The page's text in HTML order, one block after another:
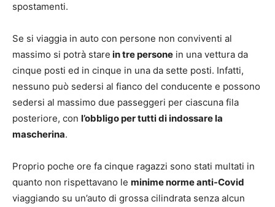
spostamenti.
Se si viaggia in auto con persone non conviventi al
massimo si potrà stare in tre persone in una vettura da
cinque posti ed in cinque in una da sette posti. Infatti,
nessuno può sedersi al fianco del conducente e possono
sedersi al massimo due passeggeri per ciascuna fila
posteriore, con l’obbligo per tutti di indossare la
mascherina.
Proprio poche ore fa cinque ragazzi sono stati multati in
quanto non rispettavano le minime norme anti-Covid
viaggiando su un’auto di grossa cilindrata senza alcun